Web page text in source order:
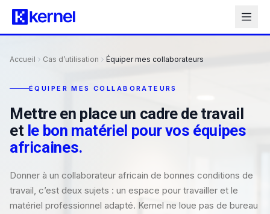
Accueil Cas d’utilisation Équiper mes collaborateurs
ÉQUIPER MES COLLABORATEURS
Mettre en place un cadre de travail
et le bon matériel pour vos équipes
africaines.
Donner à un collaborateur africain de bonnes conditions de
travail, c’est deux sujets : un espace pour travailler et le
matériel professionnel adapté. Kernel ne loue pas de bureau